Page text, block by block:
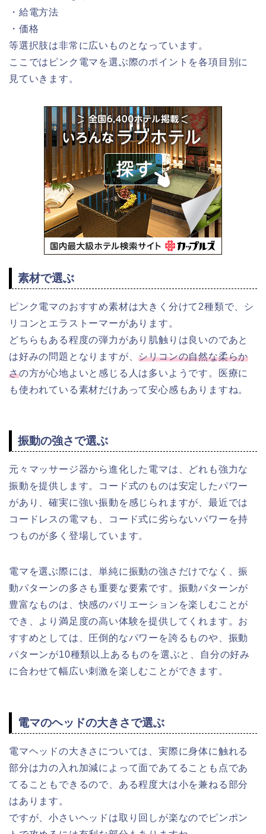
・給電方法
・価格
等選択肢は非常に広いものとなっています。
ここではピンク電マを選ぶ際のポイントを各項目別に
見ていきます。
素材で選ぶ
ピンク電マのおすすめ素材は大きく分けて2種類で、シ
リコンとエラストーマーがあります。
どちらもある程度の弾力があり肌触りは良いのであと
は好みの問題となりますが、シリコンの自然な柔らか
さの方が心地よいと感じる人は多いようです。医療に
も使われている素材だけあって安心感もありますね。
振動の強さで選ぶ
元々マッサージ器から進化した電マは、どれも強力な
振動を提供します。コード式のものは安定したパワー
があり、確実に強い振動を感じられますが、最近では
コードレスの電マも、コード式に劣らないパワーを持
つものが多く登場しています。
電マを選ぶ際には、単純に振動の強さだけでなく、振
動パターンの多さも重要な要素です。振動パターンが
豊富なものは、快感のバリエーションを楽しむことが
でき、より満足度の高い体験を提供してくれます。お
すすめとしては、圧倒的なパワーを誇るものや、振動
パターンが10種類以上あるものを選ぶと、自分の好み
に合わせて幅広い刺激を楽しむことができます。
電マのヘッドの大きさで選ぶ
電マヘッドの大きさについては、実際に身体に触れる
部分は力の入れ加減によって面であてることも点であ
てることもできるので、ある程度大は小を兼ねる部分
はあります。
ですが、小さいヘッドは取り回しが楽なのでピンポン